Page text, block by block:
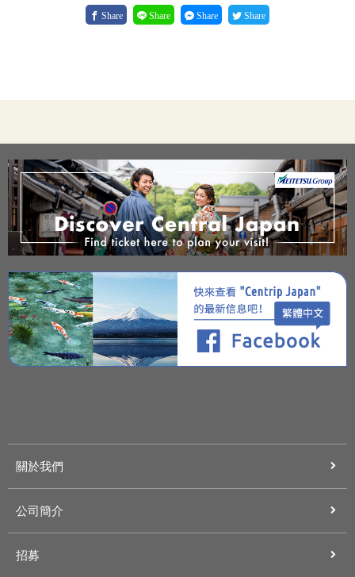
Share Share Share Share
關於我們
公司簡介
招募